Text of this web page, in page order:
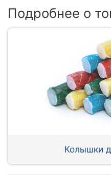
Подробнее о
Колышки